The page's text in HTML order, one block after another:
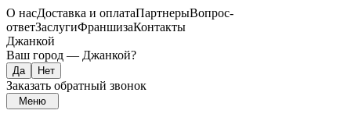
О насДоставка и оплатаПартнерыВопрос-
ответЗаслугиФраншизаКонтакты
Джанкой
Ваш город — Джанкой?
Заказать обратный звонок
Меню